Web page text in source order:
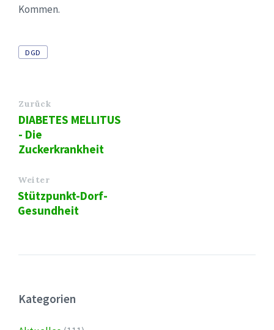
Kommen.
Tags
DGD
Zurück
DIABETES MELLITUS
- Die
Zuckerkrankheit
Weiter
Stützpunkt-Dorf-
Gesundheit
Kategorien